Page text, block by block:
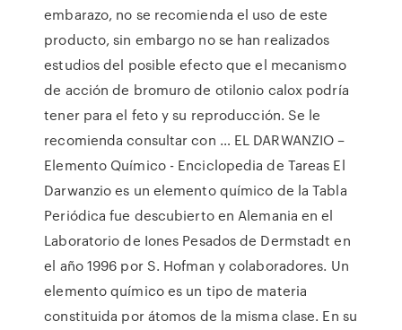
embarazo, no se recomienda el uso de este
producto, sin embargo no se han realizados
estudios del posible efecto que el mecanismo
de acción de bromuro de otilonio calox podría
tener para el feto y su reproducción. Se le
recomienda consultar con … EL DARWANZIO –
Elemento Químico - Enciclopedia de Tareas El
Darwanzio es un elemento químico de la Tabla
Periódica fue descubierto en Alemania en el
Laboratorio de Iones Pesados de Dermstadt en
el año 1996 por S. Hofman y colaboradores. Un
elemento químico es un tipo de materia
constituida por átomos de la misma clase. En su